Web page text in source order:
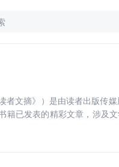
者文摘》）是由读者出版传
籍已发表的精彩文章，涉及